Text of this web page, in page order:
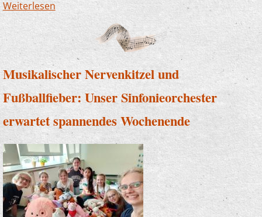
Weiterlesenüber Mandolinenseminar in den Herbstferien
Musikalischer Nervenkitzel und
Fußballfieber: Unser Sinfonieorchester
erwartet spannendes Wochenende